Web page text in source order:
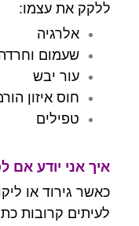
ללקק את עצמו:
אלרגיה
שעמום
עור יבש
חוס איזון
טפילים
איך אני יודע אם
כאשר גירוד או
לעיתים קרובות